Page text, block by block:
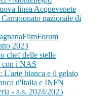
linea Acquevenete
nazionale di
2023
chef delle stelle
con i NAS
bianca e il gelato
d'Italia e INFN
- a.s. 2024/2025